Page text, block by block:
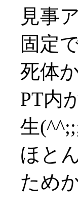
見事
固定
死体
PT内
生
ほと
ため